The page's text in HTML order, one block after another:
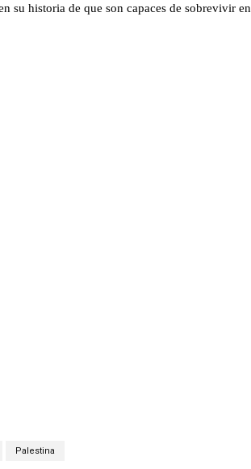
su historia de que son capaces de sobrevivir en
Palestina